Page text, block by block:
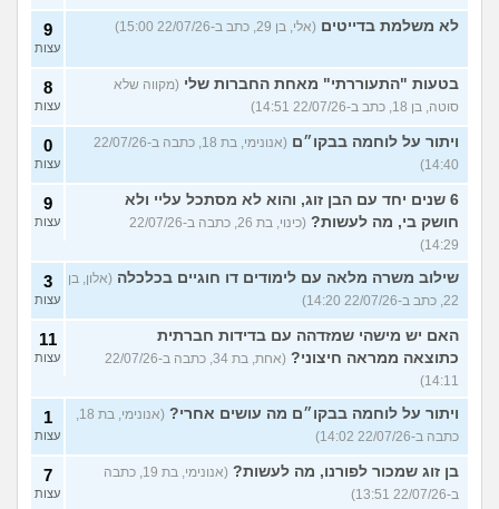
לא משלמת בדייטים (אלי, בן 29, כתב ב-22/07/26 15:00) 9
עצות
בטעות "התעוררתי" מאחת החברות שלי (מקווה שלא
סוטה, בן 18, כתב ב-22/07/26 14:51)
8
עצות
ויתור על לוחמה בבקו״ם
(אנונימי, בת 18, כתבה ב-22/07/26
14:40)
0
עצות
6 שנים יחד עם הבן זוג, והוא לא מסתכל עליי ולא
חושק בי, מה לעשות?
(כינוי, בת 26, כתבה ב-22/07/26
14:29)
9
עצות
שילוב משרה מלאה עם לימודים דו חוגיים בכלכלה (אלון, בן
22, כתב ב-22/07/26 14:20)
3
עצות
האם יש מישהי שמזדהה עם בדידות חברתית
כתוצאה ממראה חיצוני?
(אחת, בת 34, כתבה ב-22/07/26
14:11)
11
עצות
ויתור על לוחמה בבקו״ם מה עושים אחרי?
כתבה ב-22/07/26 14:02)
1
עצות
בן זוג שמכור לפורנו, מה לעשות?
(אנונימי, בת 19, כתבה
ב-22/07/26 13:51)
7
עצות